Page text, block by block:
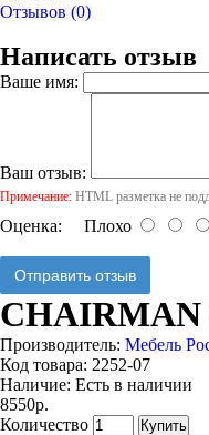
Отзывов (0)
Написать отзыв
Ваше имя:
Ваш отзыв:
Примечание: HTML разметка не
Оценка: Плохо
Отправить отзыв
CHAIRMAN
Производитель: Мебель
Код товара: 2252-07
Наличие: Есть в наличии
8550р.
Количество
Купить